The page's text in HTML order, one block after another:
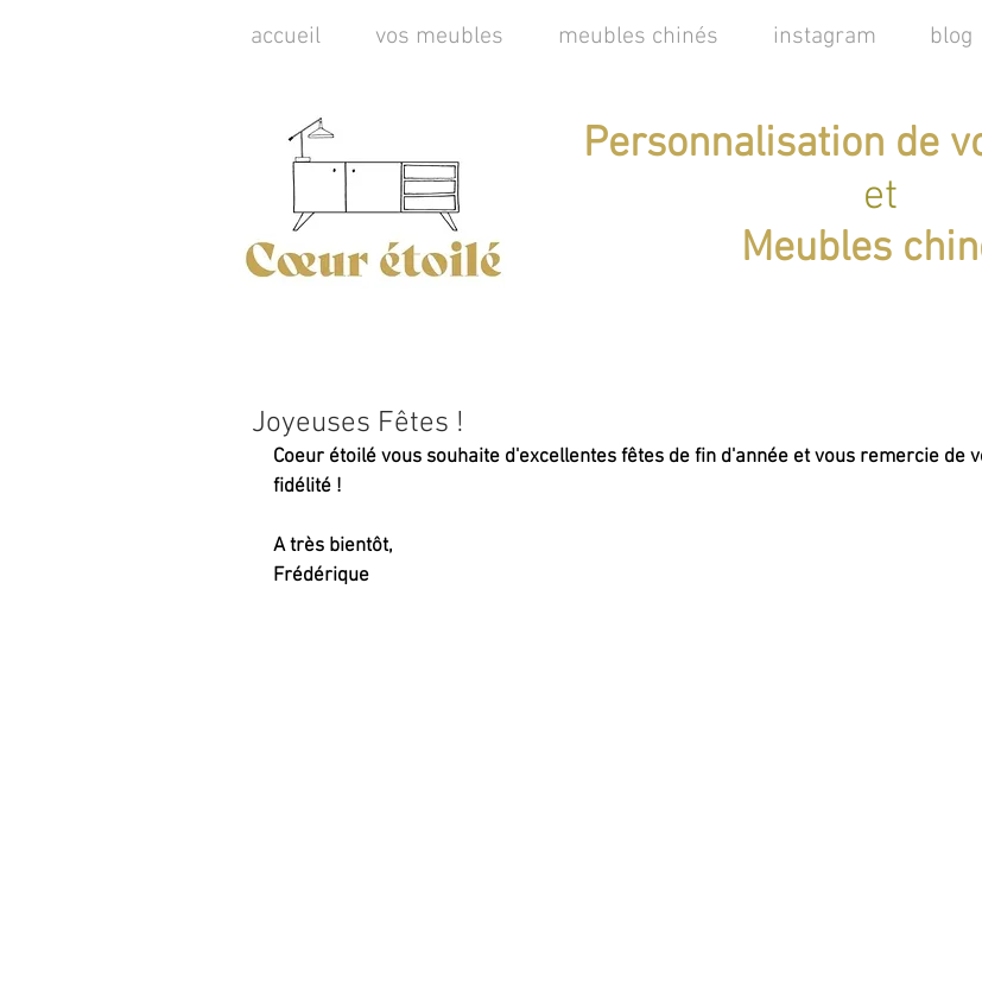
accueil vos meubles meubles chinés instagram blog
Personnalisation de
et
Meubles
Joyeuses Fêtes !
Coeur étoilé vous souhaite d'excellentes fêtes de fin d'année et vous remercie de
fidélité !
A très bientôt,
Frédérique